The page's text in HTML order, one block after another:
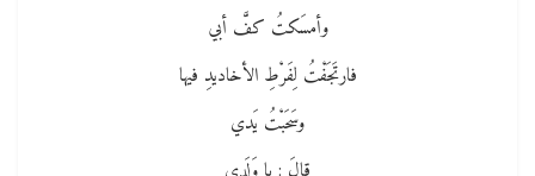
وأمسَكتُ كفَّ أبي
فارتَجَفْتُ لِفَرْطِ الأخاديدِ فيها
وسَحَبْتُ يَدي